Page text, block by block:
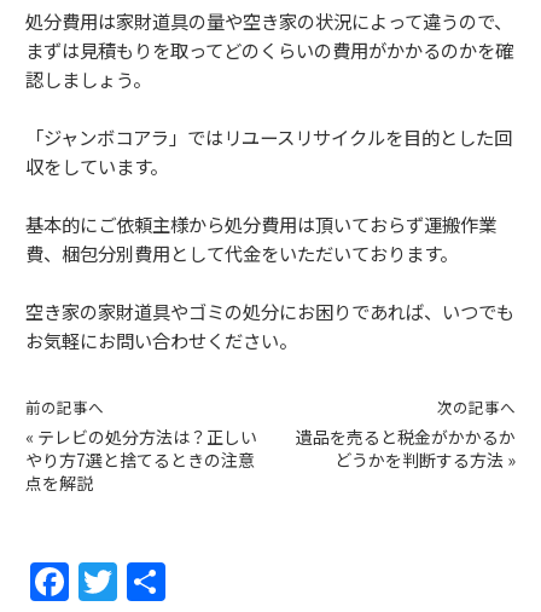
処分費用は家財道具の量や空き家の状況によって違うので、
まずは見積もりを取ってどのくらいの費用がかかるのかを確
認しましょう。
「ジャンボコアラ」ではリユースリサイクルを目的とした回
収をしています。
基本的にご依頼主様から処分費用は頂いておらず運搬作業
費、梱包分別費用として代金をいただいております。
空き家の家財道具やゴミの処分にお困りであれば、いつでも
お気軽にお問い合わせください。
前の記事へ
« テレビの処分方法は？正しい
やり方7選と捨てるときの注意
点を解説
次の記事へ
遺品を売ると税金がかかるか
どうかを判断する方法 »
F T